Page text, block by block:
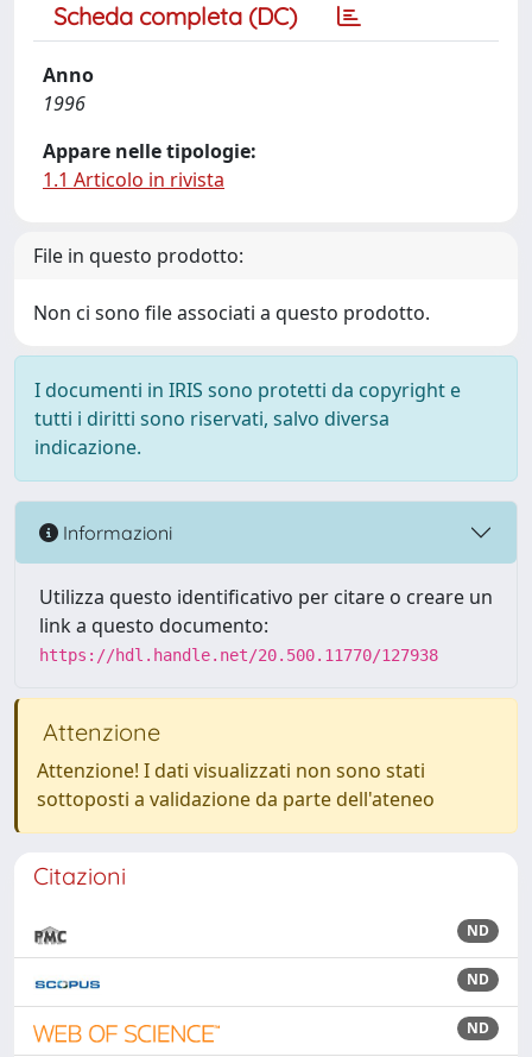
Scheda completa (DC)
Anno
1996
Appare nelle tipologie:
1.1 Articolo in rivista
File in questo prodotto:
Non ci sono file associati a questo prodotto.
I documenti in IRIS sono protetti da copyright e
tutti i diritti sono riservati, salvo diversa
indicazione.
Informazioni
Utilizza questo identificativo per citare o creare un
link a questo documento:
https://hdl.handle.net/20.500.11770/127938
Attenzione
Attenzione! I dati visualizzati non sono stati
sottoposti a validazione da parte dell'ateneo
Citazioni
ND
ND
ND